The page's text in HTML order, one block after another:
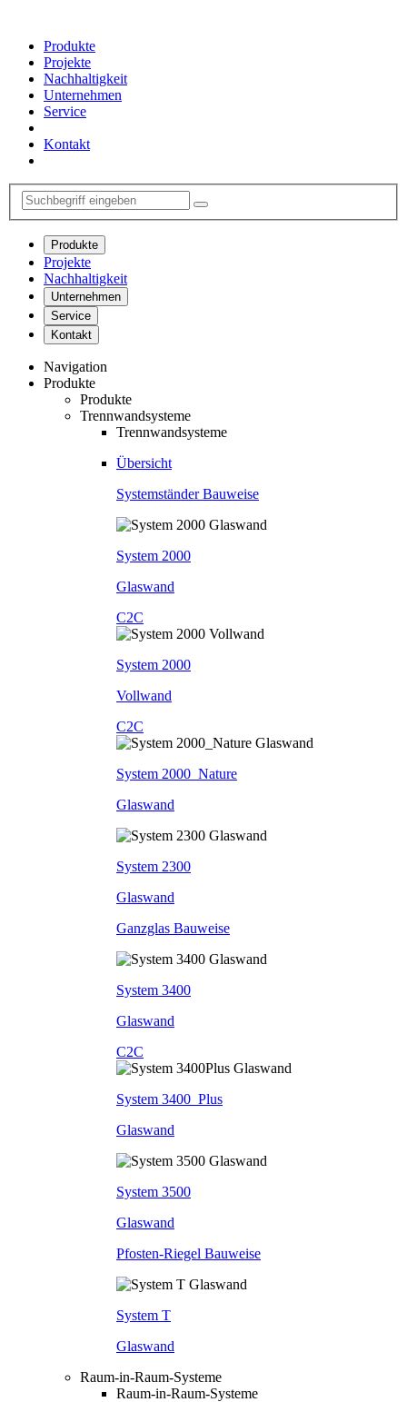
Produkte
Projekte
Nachhaltigkeit
Unternehmen
Service
Kontakt
Produkte
Projekte
Nachhaltigkeit
Unternehmen
Service
Kontakt
Navigation
Produkte
Produkte
Trennwandsysteme
Trennwandsysteme
Übersicht
Systemständer Bauweise
System 2000
Glaswand
C2C
System 2000
Vollwand
C2C
System 2000_Nature
Glaswand
System 2300
Glaswand
Ganzglas Bauweise
System 3400
Glaswand
C2C
System 3400_Plus
Glaswand
System 3500
Glaswand
Pfosten-Riegel Bauweise
System T
Glaswand
Raum-in-Raum-Systeme
Raum-in-Raum-Systeme